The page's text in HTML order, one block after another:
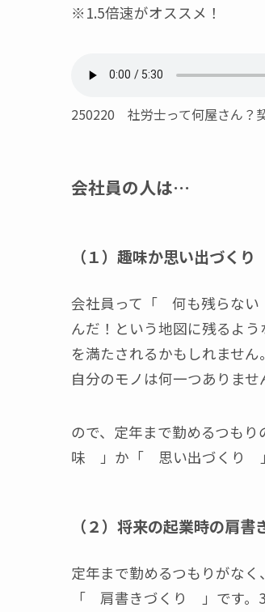
※1.5倍速がオススメ！
250220 社労士って何屋さん？
会社員の人は…
（１）趣味か思い出づくり
会社員って「 何も残らない
んだ！という地図に残るよ
を満たされるかもしれませ
自分のモノは何一つありませ
ので、定年まで勤めるつも
味 」か「 思い出づくり 」
（２）将来の起業時の肩書
定年まで勤めるつもりがな
「 肩書きづくり 」です。